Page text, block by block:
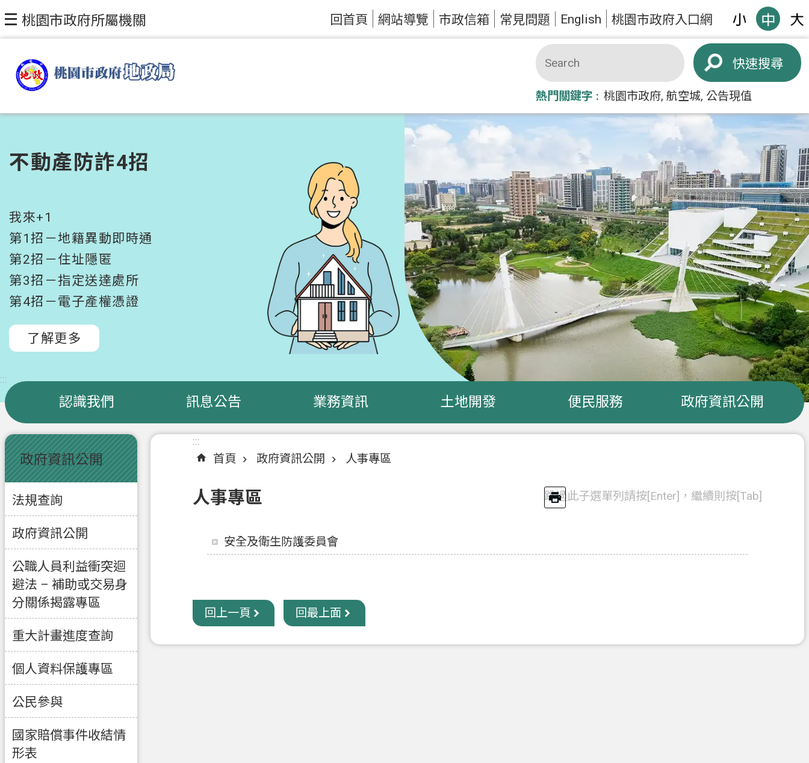
跳到主要內容區塊
桃園市政府所屬機關 回首頁 網站導覽 市政信箱 常見問題 English 桃園市政府入口網
搜尋
熱門關鍵字 桃園市政府 航空城 公告現值
不動產防詐4招
我來+1
第1招－地籍異動即時通
第2招－住址隱匿
第3招－指定送達處所
第4招－電子產權憑證
了解更多
:::
認識我們 訊息公告 業務資訊 土地開發 便民服務 政府資訊公開
:::
政府資訊公開
法規查詢
政府資訊公開
公職人員利益衝突迴
避法 – 補助或交易身
分關係揭露專區
重大計畫進度查詢
個人資料保護專區
公民參與
國家賠償事件收結情
形表
:::
首頁
政府資訊公開 人事專區
人事專區 跳過此子選單列請按[Enter]，繼續則按[Tab]
安全及衛生防護委員會
回上一頁 回最上面